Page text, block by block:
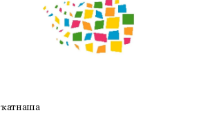
ҡатнаша